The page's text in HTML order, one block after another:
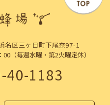
名区三ヶ日町下尾奈97-1
（毎週水曜・第2火曜定休）
40-1183